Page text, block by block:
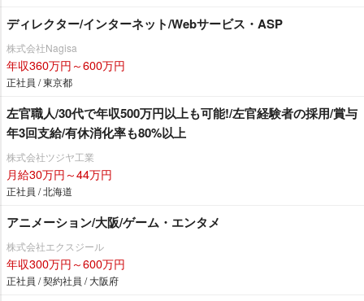
ディレクター/インターネット/Webサービス・ASP
株式会社Nagisa
年収360万円～600万円
正社員 / 東京都
左官職人/30代で年収500万円以上も可能!/左官経験者の採用/賞与
年3回支給/有休消化率も80%以上
株式会社ツジヤ工業
月給30万円～44万円
正社員 / 北海道
アニメーション/大阪/ゲーム・エンタメ
株式会社エクスジール
年収300万円～600万円
正社員 / 契約社員 / 大阪府